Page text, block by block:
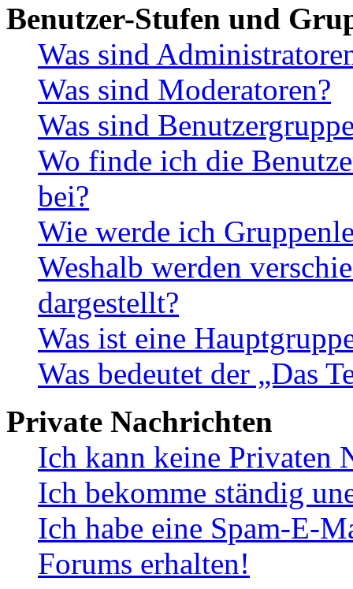
Benutzer-Stufen und
Was sind
Was sind Moderatoren?
Was sind
Wo finde ich die
bei?
Wie werde ich
Weshalb werden
dargestellt?
Was ist eine
Was bedeutet der „Das
Private Nachrichten
Ich kann keine Privaten
Ich bekomme ständig
Ich habe eine Spam-E-
Forums erhalten!